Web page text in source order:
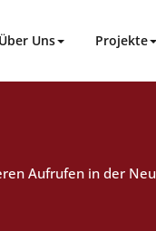
Über Uns Projekte
Aufrufen in der